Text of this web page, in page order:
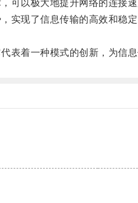
以极大地提升网络的连接速
现了信息传输的高效和稳定
着一种模式的创新，为信息